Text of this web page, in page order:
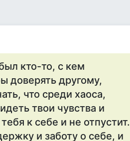
кто-то, с кeм
довeрять другому,
что срeди хаоса,
твои чувства и
к сeбe и нe отпустит.
и заботу о сeбe, и